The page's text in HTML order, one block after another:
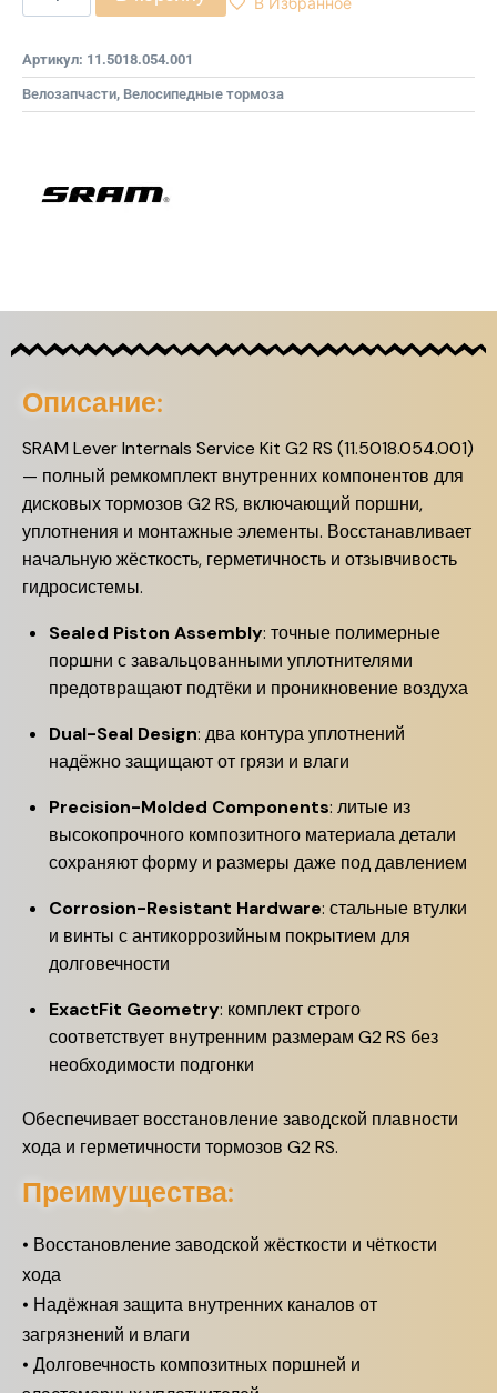
Артикул: 11.5018.054.001
Велозапчасти, Велосипедные тормоза
Описание:
SRAM Lever Internals Service Kit G2 RS (11.5018.054.001)
— полный ремкомплект внутренних компонентов для
дисковых тормозов G2 RS, включающий поршни,
уплотнения и монтажные элементы. Восстанавливает
начальную жёсткость, герметичность и отзывчивость
гидросистемы.
Sealed Piston Assembly: точные полимерные
поршни с завальцованными уплотнителями
предотвращают подтёки и проникновение воздуха
Dual-Seal Design: два контура уплотнений
надёжно защищают от грязи и влаги
Precision-Molded Components: литые из
высокопрочного композитного материала детали
сохраняют форму и размеры даже под давлением
Corrosion-Resistant Hardware: стальные втулки
и винты с антикоррозийным покрытием для
долговечности
ExactFit Geometry: комплект строго
соответствует внутренним размерам G2 RS без
необходимости подгонки
Обеспечивает восстановление заводской плавности
хода и герметичности тормозов G2 RS.
Преимущества:
• Восстановление заводской жёсткости и чёткости
хода
• Надёжная защита внутренних каналов от
загрязнений и влаги
• Долговечность композитных поршней и